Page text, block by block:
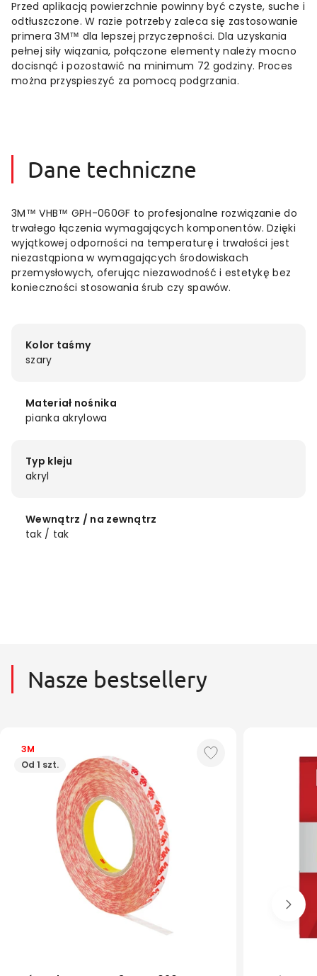
Przed aplikacją powierzchnie powinnybyćczyste, suche i
odtłuszczone.W razie potrzeby zalecasię zastosowanie
primera3M™ dla lepszejprzyczepności. Dla uzyskania
pełnejsiły wiązania, połączone elementynależymocno
docisnąć ipozostawić na minimum 72 godziny. Proces
można przyspieszyć za pomocą podgrzania.
Dane techniczne
3M™ VHB™ GPH-060GF to profesjonalne rozwiązanie do
trwałego łączenia wymagających komponentów. Dzięki
wyjątkowej odporności na temperaturę i trwałości jest
niezastąpiona w wymagających środowiskach
przemysłowych, oferując niezawodność i estetykę bez
konieczności stosowania śrub czy spawów.
Kolor taśmy
szary
Materiał nośnika
pianka akrylowa
Typ kleju
akryl
Wewnątrz / na zewnątrz
tak / tak
Nasze bestsellery
3M
Od 1 szt.